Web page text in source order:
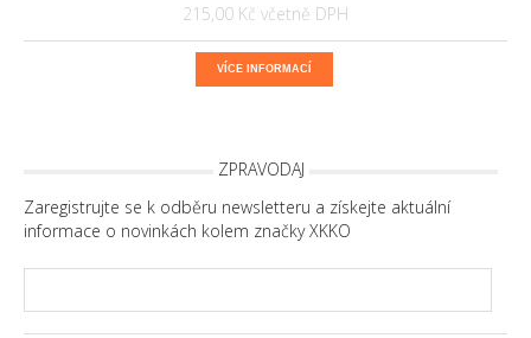
215,00 Kč
VÍCE INFORMACÍ
ZPRAVODAJ
Zaregistrujte se k odběru newsletteru a získejte aktuální
informace o novinkách kolem značky XKKO